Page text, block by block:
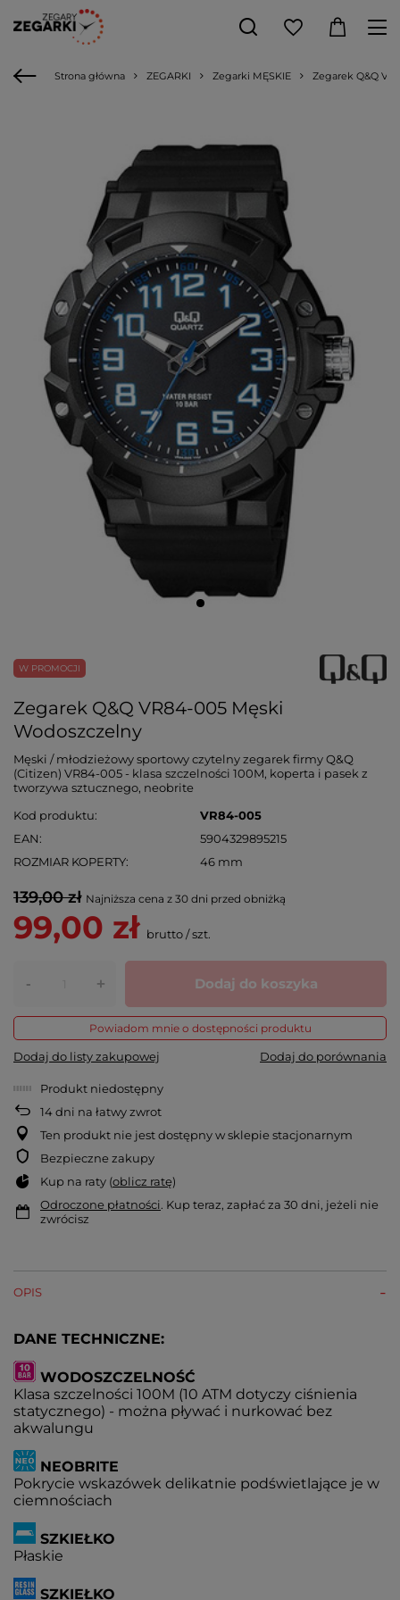
Strona główna ZEGARKI Zegarki MĘSKIE Zegarek Q&Q
W PROMOCJI
Zegarek Q&Q VR84-005 Męski
Wodoszczelny
Męski / młodzieżowy sportowy czytelny zegarek firmy Q&Q
(Citizen) VR84-005 - klasa szczelności 100M, koperta i pasek z
tworzywa sztucznego, neobrite
Kod produktu
VR84-005
EAN
5904329895215
ROZMIAR KOPERTY
46 mm
139,00 zł Najniższa cena z 30 dni przed obniżką
99,00 zł brutto/szt.
- + Dodaj do koszyka
Powiadom mnie o dostępności produktu
Dodaj do listy zakupowej Dodaj do porównania
Produkt niedostępny
14dni na łatwy zwrot
Ten produkt nie jest dostępny w sklepie stacjonarnym
Bezpieczne zakupy
Kup na raty (oblicz ratę)
Odroczone płatności. Kup teraz, zapłać za 30 dni, jeżeli nie
zwrócisz
OPIS
DANE TECHNICZNE:
WODOSZCZELNOŚĆ
Klasa szczelności 100M (10 ATM dotyczy ciśnienia
statycznego) - można pływać i nurkować bez
akwalungu
NEOBRITE
Pokrycie wskazówek delikatnie podświetlające je w
ciemnościach
SZKIEŁKO
Płaskie
SZKIEŁKO